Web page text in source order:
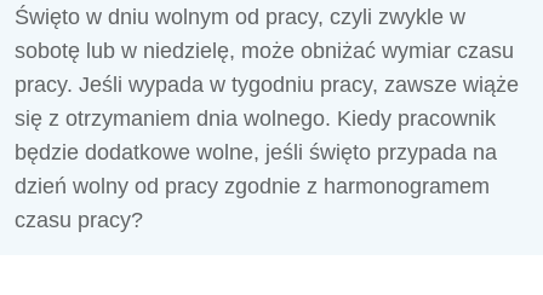
Święto w dniu wolnym od pracy, czyli zwykle w
sobotę lub w niedzielę, może obniżać wymiar czasu
pracy. Jeśli wypada w tygodniu pracy, zawsze wiąże
się z otrzymaniem dnia wolnego. Kiedy pracownik
będzie dodatkowe wolne, jeśli święto przypada na
dzień wolny od pracy zgodnie z harmonogramem
czasu pracy?